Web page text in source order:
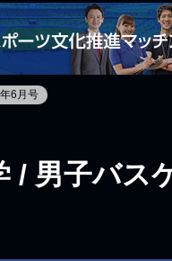
6月号
/ 男子バス